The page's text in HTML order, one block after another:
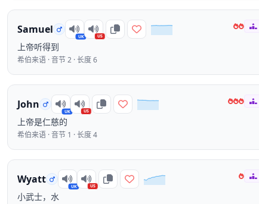
Samuel
UK US
上帝听得到
希伯来语 · 音节 2 · 长度 6
John
UK US
上帝是仁慈的
希伯来语 · 音节 1 · 长度 4
Wyatt
UK US
小武士，水